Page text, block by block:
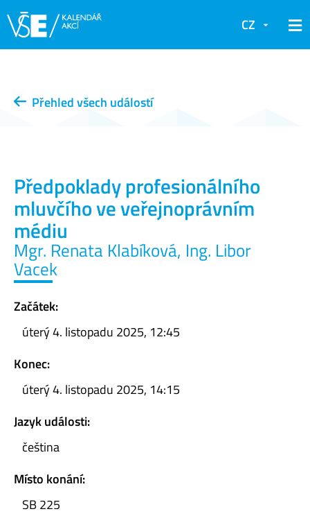
CZ
Přehled všech událostí
Předpoklady profesionálního
mluvčího ve veřejnoprávním
médiu
Mgr. Renata Klabíková, Ing. Libor
Vacek
Začátek:
úterý 4. listopadu 2025, 12:45
Konec:
úterý 4. listopadu 2025, 14:15
Jazyk události:
čeština
Místo konání:
SB 225